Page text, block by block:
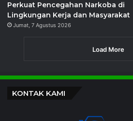
Perkuat Pencegahan Narkoba di
Lingkungan Kerja dan Masyarakat
Jumat, 7 Agustus 2026
Load More
KONTAK KAMI